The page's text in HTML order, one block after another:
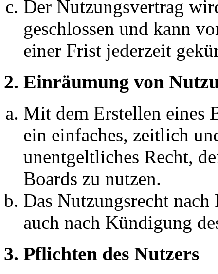
Der Nutzungsvertrag
geschlossen und kann
einer Frist jederzeit
2. Einräumung von
Mit dem Erstellen eines
ein einfaches, zeitlich
unentgeltliches Recht,
Boards zu nutzen.
Das Nutzungsrecht
auch nach Kündigung
3. Pflichten des Nutzers